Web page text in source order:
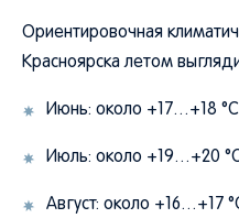
Ориентировочная
Красноярска летом
Июнь: около +17…+18
Июль: около +19…+20
Август: около +16…+17